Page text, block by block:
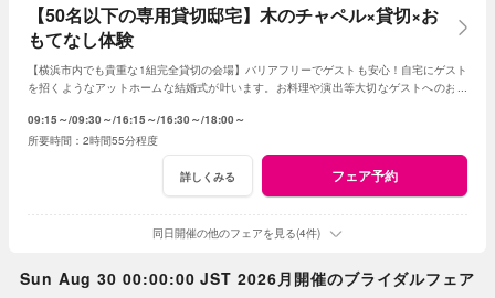
【50名以下の専用貸切邸宅】木のチャペル×貸切×お
もてなし体験
【横浜市内でも貴重な1組完全貸切の会場】バリアフリーでゲストも安心！自宅にゲスト
を招くようなアットホームな結婚式が叶います。お料理や演出等大切なゲストへのおも
09:15～ 09:30～ 16:15～ 16:30～ 18:00～
2時間55分程度
詳しくみる フェア予約
同日開催の他のフェアを見る(4件)
Sun Aug 30 00:00:00 JST 2026月開催のブライダルフェア